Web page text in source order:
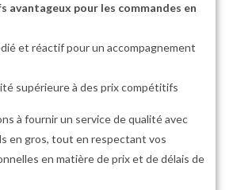
avantageux pour les commandes en
et réactif pour un accompagnement
supérieure à des prix compétitifs
à fournir un service de qualité avec
en gros, tout en respectant vos
en matière de prix et de délais de